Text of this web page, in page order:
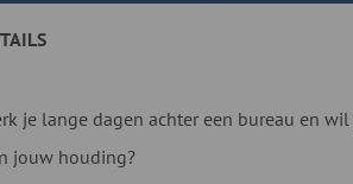
je lange dagen achter een bureau en
jouw houding?